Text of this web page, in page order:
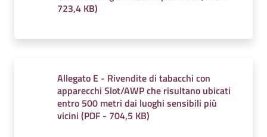
723,4 KB)
Allegato E - Rivendite di tabacchi con
apparecchi Slot/AWP che risultano ubicati
entro 500 metri dai luoghi sensibili più
vicini (PDF - 704,5 KB)